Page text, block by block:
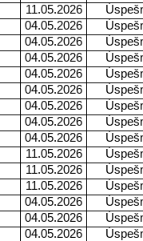
11.05.2026
04.05.2026
04.05.2026
04.05.2026
04.05.2026
04.05.2026
04.05.2026
04.05.2026
04.05.2026
11.05.2026
11.05.2026
11.05.2026
04.05.2026
04.05.2026
04.05.2026